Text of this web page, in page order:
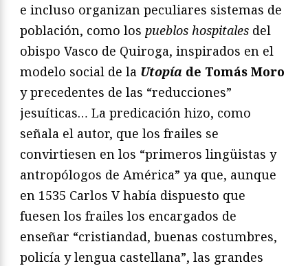
e incluso organizan peculiares sistemas de
población, como los pueblos hospitales del
obispo Vasco de Quiroga, inspirados en el
modelo social de la Utopía de Tomás Moro
y precedentes de las “reducciones”
jesuíticas… La predicación hizo, como
señala el autor, que los frailes se
convirtiesen en los “primeros lingüistas y
antropólogos de América” ya que, aunque
en 1535 Carlos V había dispuesto que
fuesen los frailes los encargados de
enseñar “cristiandad, buenas costumbres,
policía y lengua castellana”, las grandes